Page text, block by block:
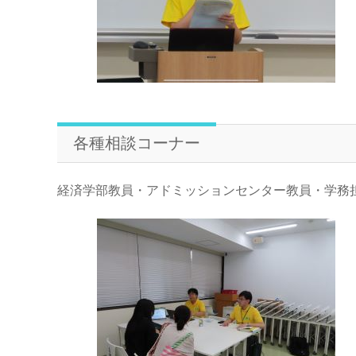
各種相談コーナー
経済学部教員・アドミッションセンター教員・学